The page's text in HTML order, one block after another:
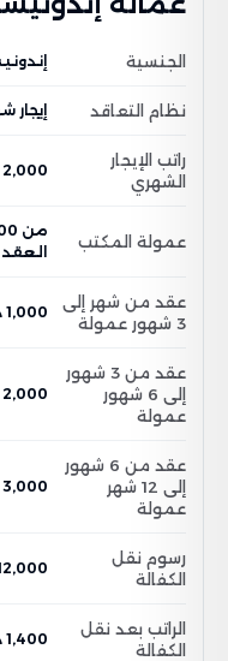
الجنسية
نظام التعاقد
راتب الإيجار
الشهري
2,000 درهم
عمولة المكتب
العقد
عقد من شهر إلى
3 شهور عمولة
1,000 درهم
عقد من 3 شهور
إلى 6 شهور
عمولة
2,000 درهم
عقد من 6 شهور
إلى 12 شهر
عمولة
3,000 درهم
رسوم نقل
الكفالة
12,000
الراتب بعد نقل
الكفالة
1,400 درهم